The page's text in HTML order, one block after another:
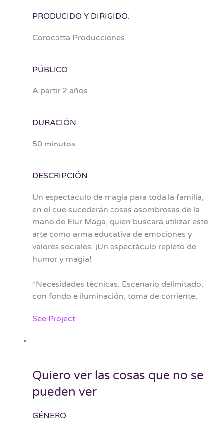
PRODUCIDO Y DIRIGIDO:
Corocotta Producciones.
PÚBLICO
A partir 2 años.
DURACIÓN
50 minutos.
DESCRIPCIÓN
Un espectáculo de magia para toda la familia,
en el que sucederán cosas asombrosas de la
mano de Elur Maga, quien buscará utilizar este
arte como arma educativa de emociones y
valores sociales. ¡Un espectáculo repleto de
humor y magia!
*Necesidades técnicas: Escenario delimitado,
con fondo e iluminación, toma de corriente.
See Project
Quiero ver las cosas que no se
pueden ver
GÉNERO